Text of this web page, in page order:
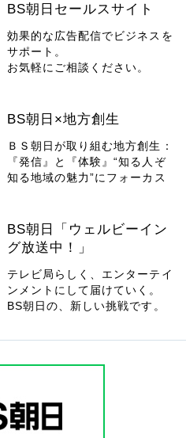
BS朝日セールスサイト
効果的な広告配信でビジネスを
サポート。
お気軽にご相談ください。
BS朝日×地方創生
ＢＳ朝日が取り組む地方創生：
『発信』と『体験』“知る人ぞ
知る地域の魅力”にフォーカス
BS朝日「ウェルビーイン
グ放送中！」
テレビ局らしく、エンターテイ
ンメントにして届けていく。
BS朝日の、新しい挑戦です。